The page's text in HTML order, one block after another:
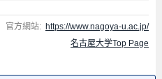
官方網站: https://www.nagoya-u.ac.jp/
名古屋大学Top Page